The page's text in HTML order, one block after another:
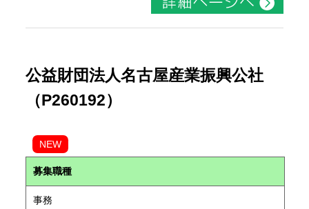
公益財団法人名古屋産業振興公社
（P260192）
NEW
募集職種
事務